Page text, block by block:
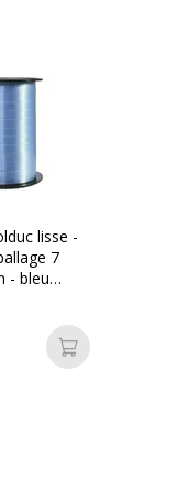
cadeau
lisse -
7
- bleu
Ajouter au